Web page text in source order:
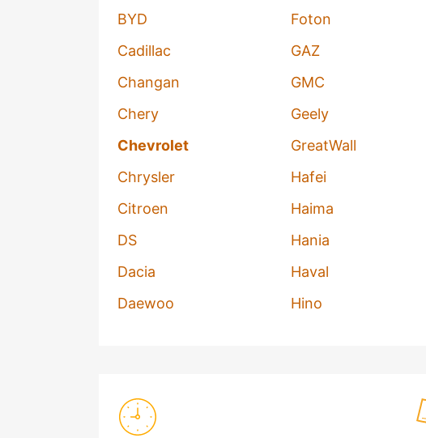
BYD
Cadillac
Changan
Chery
Chevrolet
Chrysler
Citroen
DS
Dacia
Daewoo
Foton
GAZ
GMC
Geely
GreatWall
Hafei
Haima
Hania
Haval
Hino